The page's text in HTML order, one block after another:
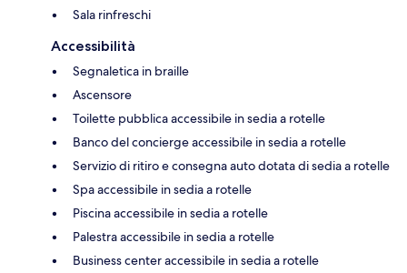
Sala rinfreschi
Accessibilità
Segnaletica in braille
Ascensore
Toilette pubblica accessibile in sedia a rotelle
Banco del concierge accessibile in sedia a rotelle
Servizio di ritiro e consegna auto dotata di sedia a rotelle
Spa accessibile in sedia a rotelle
Piscina accessibile in sedia a rotelle
Palestra accessibile in sedia a rotelle
Business center accessibile in sedia a rotelle